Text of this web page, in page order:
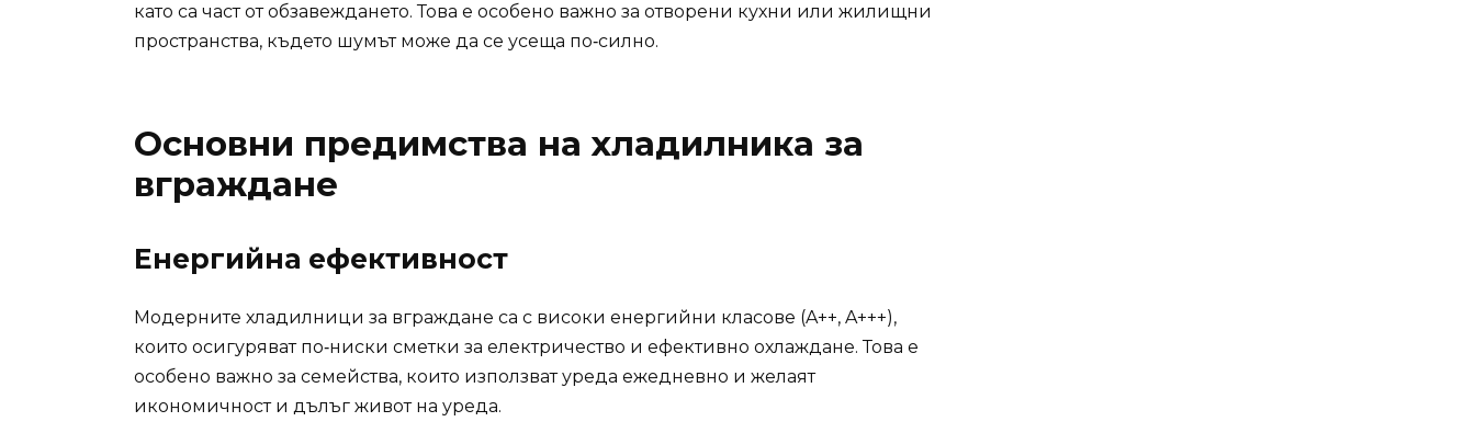
като са част от обзавеждането. Това е особено важно за отворени кухни или жилищни
пространства, където шумът може да се усеща по‑силно.
Основни предимства на хладилника за
вграждане
Енергийна ефективност
Модерните хладилници за вграждане са с високи енергийни класове (A++, A+++),
които осигуряват по‑ниски сметки за електричество и ефективно охлаждане. Това е
особено важно за семейства, които използват уреда ежедневно и желаят
икономичност и дълъг живот на уреда.